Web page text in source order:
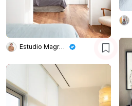
Estudio Magrane